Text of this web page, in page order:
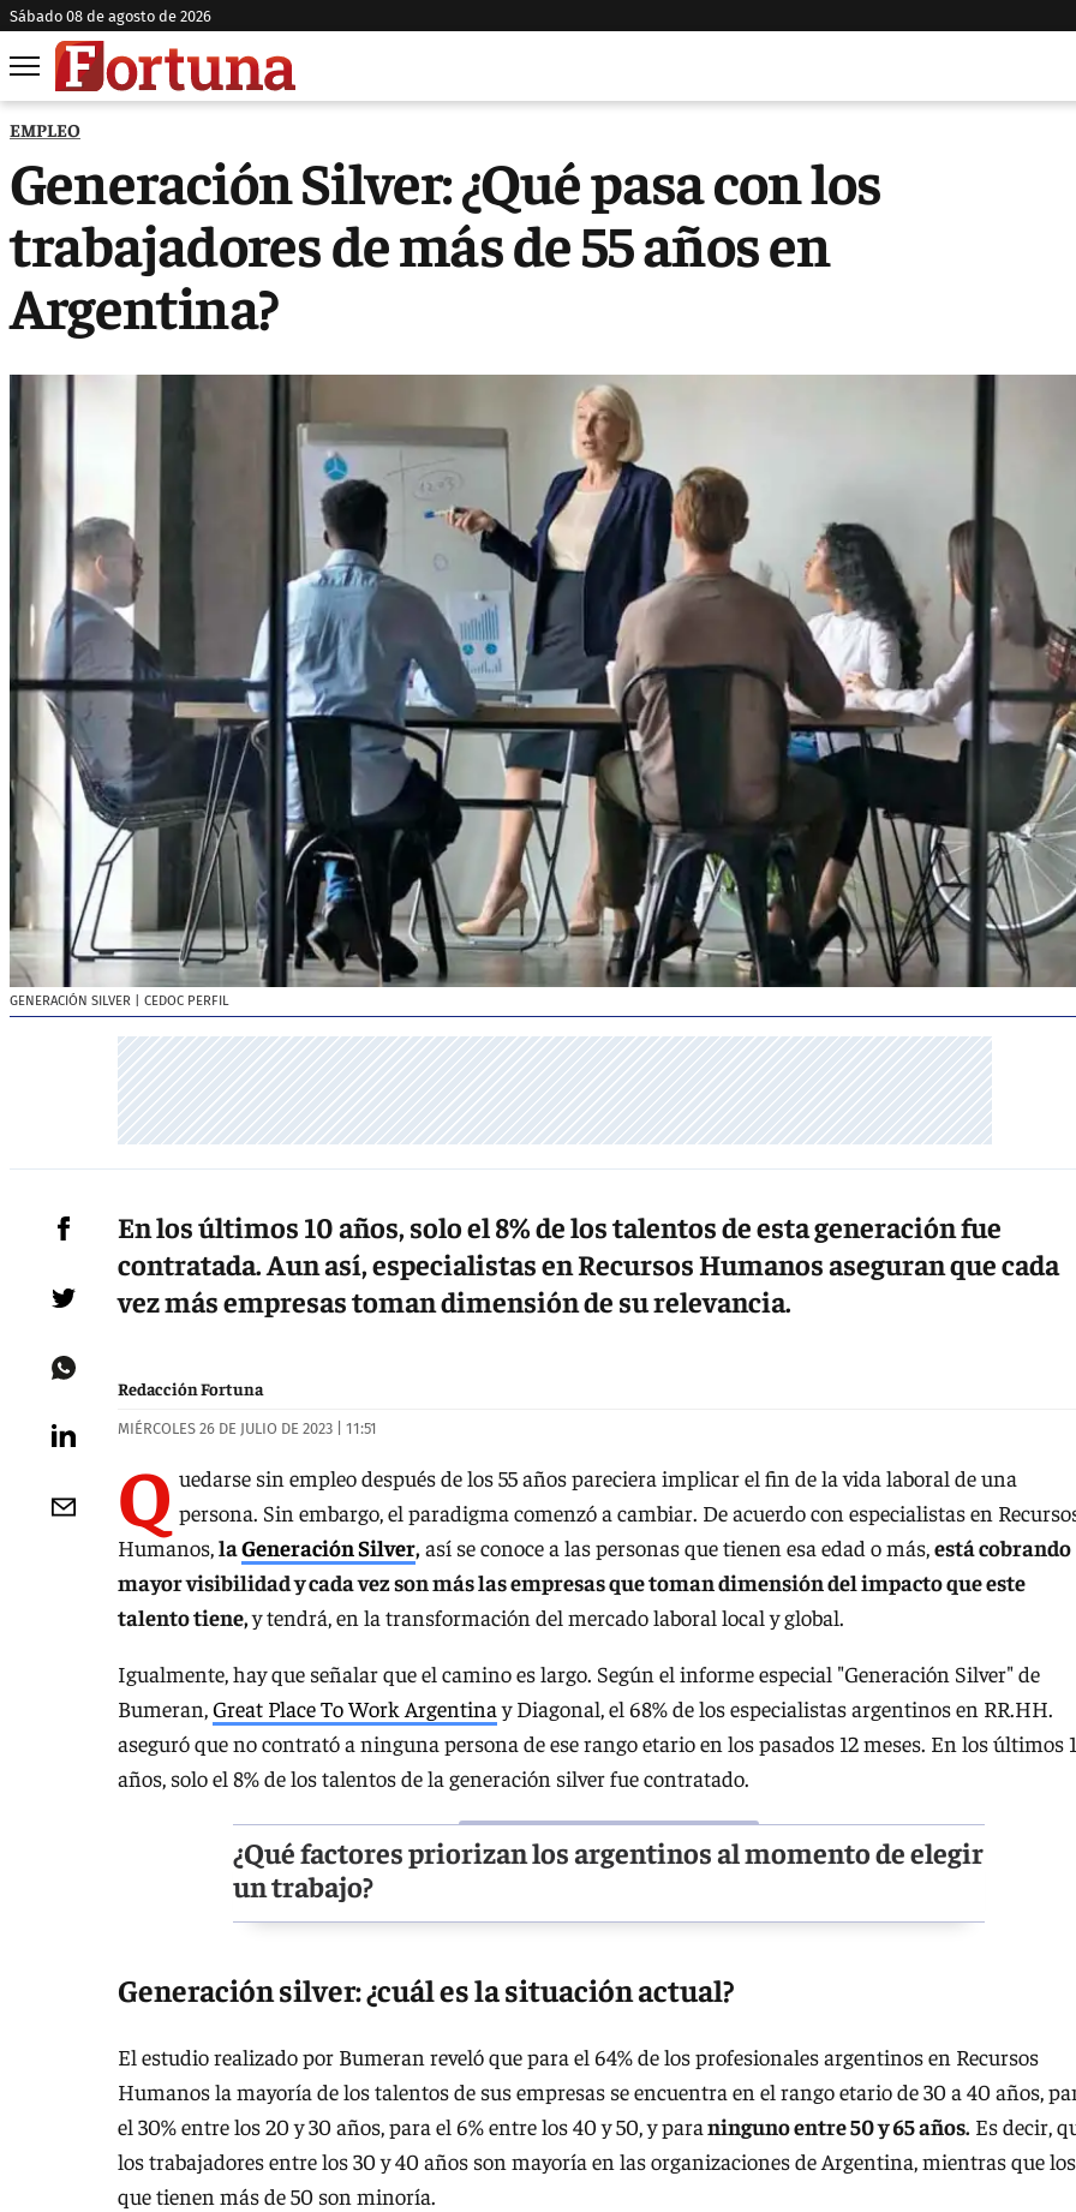
sábado 08 de agosto de 2026
EMPLEO
Generación Silver: ¿Qué pasa con los
trabajadores de más de 55 años en
Argentina?
GENERACIÓN SILVER | CEDOC PERFIL
En los últimos 10 años, solo el 8% de los talentos de esta generación fue
contratada. Aun así, especialistas en Recursos Humanos aseguran que cada
vez más empresas toman dimensión de su relevancia.
Redacción Fortuna
MIÉRCOLES 26 DE JULIO DE 2023 | 11:51
Q uedarse sin empleo después de los 55 años pareciera implicar el fin de la vida laboral de una
persona. Sin embargo, el paradigma comenzó a cambiar. De acuerdo con especialistas en
Humanos,laGeneración Silver,así se conoce a las personas que tienen esa edad o más,está cobrando
mayor visibilidad y cada vez son más las empresas que toman dimensión del impacto que este
talento tiene,y tendrá, en la transformación del mercado laboral local y global.
Igualmente, hay que señalar que el camino es largo. Según el informe especial "Generación Silver" de
Bumeran,Great Place To Work Argentinay Diagonal, el 68% de los especialistas argentinos en RR.HH.
aseguró que no contrató a ninguna persona de ese rango etario en los pasados 12 meses. En los últimos
años, solo el 8% de los talentos de la generación silver fue contratado.
¿Qué factores priorizan los argentinos al momento de elegir
un trabajo?
Generación silver: ¿cuál es la situación actual?
El estudio realizado por Bumeran reveló que para el 64% de los profesionales argentinos en Recursos
Humanos la mayoría de los talentos de sus empresas se encuentra en el rango etario de 30 a 40 años,
el 30% entre los 20 y 30 años, para el 6% entre los 40 y 50, y paraninguno entre 50 y 65 años. Es decir,
los trabajadores entre los 30 y 40 años son mayoría en las organizaciones de Argentina, mientras que los
que tienen más de 50 son minoría.